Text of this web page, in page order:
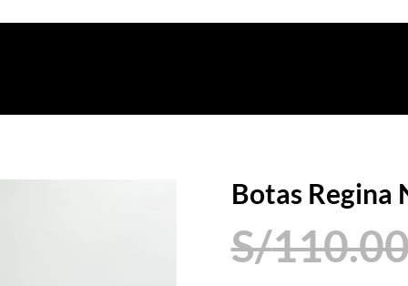
Botas Regina
S/